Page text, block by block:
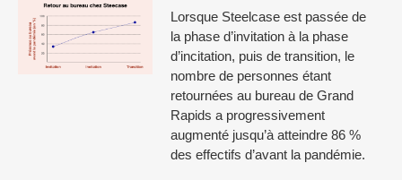
Lorsque Steelcase est passée de
la phase d’invitation à la phase
d’incitation, puis de transition, le
nombre de personnes étant
retournées au bureau de Grand
Rapids a progressivement
augmenté jusqu’à atteindre 86 %
des effectifs d’avant la pandémie.